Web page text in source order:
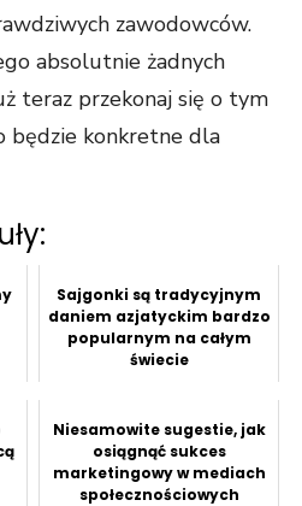
zawodowców.
absolutnie żadnych
teraz przekonaj się o tym
będzie konkretne dla
Sajgonki są tradycyjnym
daniem azjatyckim bardzo
popularnym na całym
świecie
Niesamowite sugestie, jak
osiągnąć sukces
marketingowy w mediach
społecznościowych